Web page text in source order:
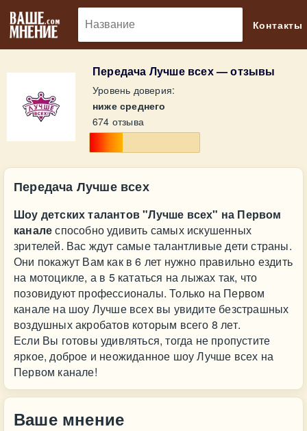
Контакты
Передача Лучше всех — отзывы
Уровень доверия:
ниже среднего
674 отзыва
Передача Лучше всех
Шоу детских талантов "Лучше всех" на Первом
каналеспособно удивить самых искушенных
зрителей. Вас ждут самые талантливые дети страны.
Они покажут Вам как в 6 лет нужно правильно ездить
на мотоцикле, а в 5 кататься на лыжах так, что
позовидуют профессионалы. Только на Первом
канале на шоу Лучше всех вы увидите безстрашных
воздушных акробатов которым всего 8 лет.
Если Вы готовы удивляться, тогда не пропустите
яркое, доброе и неожиданное шоу Лучше всех на
Первом канале!
Ваше мнение